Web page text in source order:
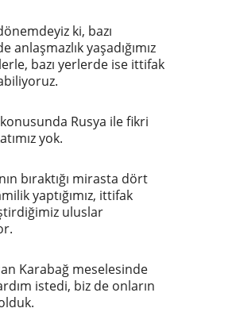
ki, bazı
anlaşmazlık yaşadığımız
bazı yerlerde ise ittifak
Rusya ile fikri
yok.
bıraktığı mirasta dört
yaptığımız, ittifak
uluslar
Karabağ meselesinde
istedi, biz de onların